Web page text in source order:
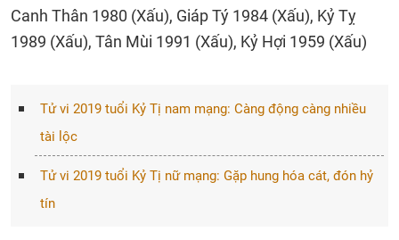
Canh Thân 1980 (Xấu), Giáp Tý 1984 (Xấu), Kỷ Tỵ
1989 (Xấu), Tân Mùi 1991 (Xấu), Kỷ Hợi 1959 (Xấu)
Tử vi 2019 tuổi Kỷ Tị nam mạng: Càng động càng nhiều
tài lộc
Tử vi 2019 tuổi Kỷ Tị nữ mạng: Gặp hung hóa cát, đón hỷ
tín